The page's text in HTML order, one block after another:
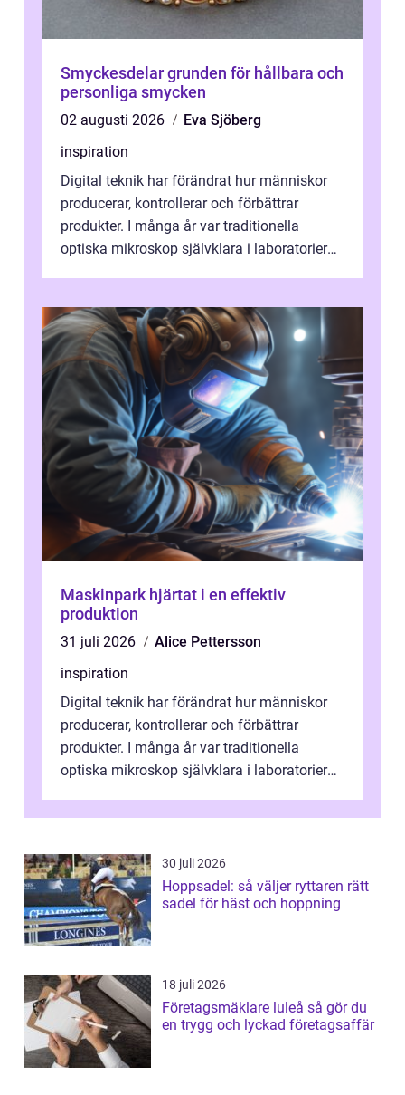
Smyckesdelar grunden för hållbara och
personliga smycken
02 augusti 2026
Eva Sjöberg
inspiration
Digital teknik har förändrat hur människor
producerar, kontrollerar och förbättrar
produkter. I många år var traditionella
optiska mikroskop självklara i laboratorier
Maskinpark hjärtat i en effektiv
produktion
31 juli 2026
Alice Pettersson
inspiration
Digital teknik har förändrat hur människor
producerar, kontrollerar och förbättrar
produkter. I många år var traditionella
optiska mikroskop självklara i laboratorier
30 juli 2026
Hoppsadel: så väljer ryttaren rätt
sadel för häst och hoppning
18 juli 2026
Företagsmäklare luleå så gör du
en trygg och lyckad företagsaffär